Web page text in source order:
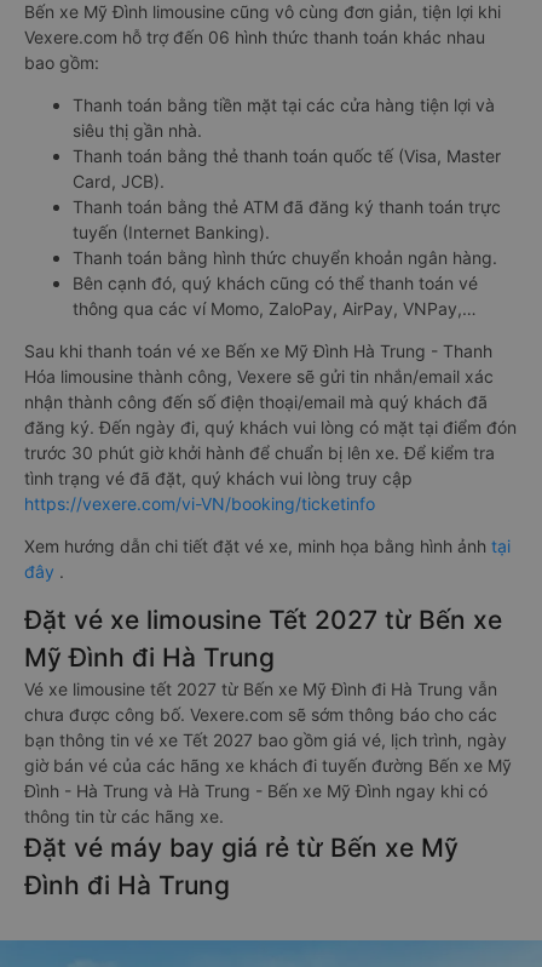
Bến xe Mỹ Đình limousine cũng vô cùng đơn giản, tiện lợi khi
Vexere.com hỗ trợ đến 06 hình thức thanh toán khác nhau
bao gồm:
Thanh toán bằng tiền mặt tại các cửa hàng tiện lợi và
siêu thị gần nhà.
Thanh toán bằng thẻ thanh toán quốc tế (Visa, Master
Card, JCB).
Thanh toán bằng thẻ ATM đã đăng ký thanh toán trực
tuyến (Internet Banking).
Thanh toán bằng hình thức chuyển khoản ngân hàng.
Bên cạnh đó, quý khách cũng có thể thanh toán vé
thông qua các ví Momo, ZaloPay, AirPay, VNPay,…
Sau khi thanh toán vé xe Bến xe Mỹ Đình Hà Trung - Thanh
Hóa limousine thành công, Vexere sẽ gửi tin nhắn/email xác
nhận thành công đến số điện thoại/email mà quý khách đã
đăng ký. Đến ngày đi, quý khách vui lòng có mặt tại điểm đón
trước 30 phút giờ khởi hành để chuẩn bị lên xe. Để kiểm tra
tình trạng vé đã đặt, quý khách vui lòng truy cập
https://vexere.com/vi-VN/booking/ticketinfo
Xem hướng dẫn chi tiết đặt vé xe, minh họa bằng hình ảnh tại
đây .
Đặt vé xe limousine Tết 2027 từ Bến xe
Mỹ Đình đi Hà Trung
Vé xe limousine tết 2027 từ Bến xe Mỹ Đình đi Hà Trung vẫn
chưa được công bố. Vexere.com sẽ sớm thông báo cho các
bạn thông tin vé xe Tết 2027 bao gồm giá vé, lịch trình, ngày
giờ bán vé của các hãng xe khách đi tuyến đường Bến xe Mỹ
Đình - Hà Trung và Hà Trung - Bến xe Mỹ Đình ngay khi có
thông tin từ các hãng xe.
Đặt vé máy bay giá rẻ từ Bến xe Mỹ
Đình đi Hà Trung